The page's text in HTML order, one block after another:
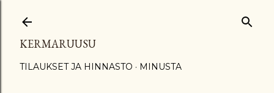
KERMARUUSU
TILAUKSET JA HINNASTO MINUSTA